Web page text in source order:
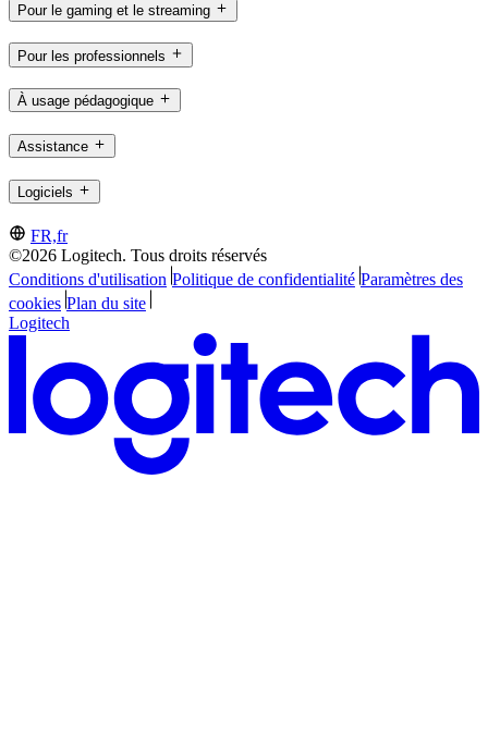
Pour le gaming et le streaming
Pour les professionnels
À usage pédagogique
Assistance
Logiciels
FR,fr
©2026 Logitech. Tous droits réservés
Conditions d'utilisation Politique de confidentialité Paramètres des
cookies Plan du site
Logitech